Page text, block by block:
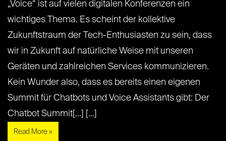
„Voice“ ist auf vielen digitalen Konferenzen ein
wichtiges Thema. Es scheint der kollektive
Zukunftstraum der Tech-Enthusiasten zu sein, dass
wir in Zukunft auf natürliche Weise mit unseren
Geräten und zahlreichen Services kommunizieren.
Kein Wunder also, dass es bereits einen eigenen
Summit für Chatbots und Voice Assistants gibt: Der
Chatbot Summit[...] [...]
Read More »